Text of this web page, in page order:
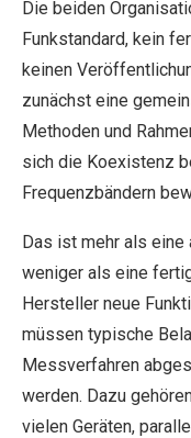
Die beiden
Funkstandard, kein
keinen
zunächst eine
Methoden und
sich die Koexistenz
Frequenzbändern
Das ist mehr als eine
weniger als eine
Hersteller neue
müssen typische
Messverfahren
werden. Dazu
vielen Geräten,